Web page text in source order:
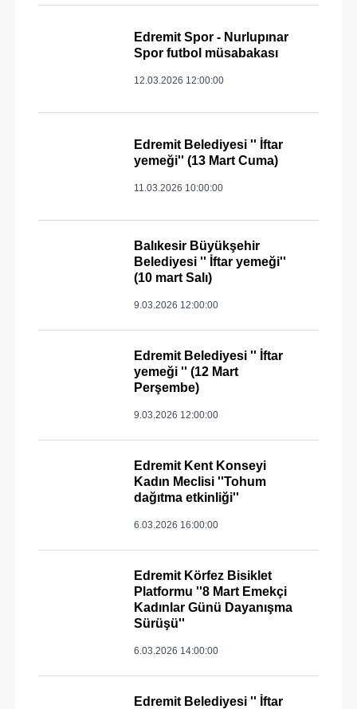
Edremit Spor - Nurlupınar
Spor futbol müsabakası
12.03.2026 12:00:00
Edremit Belediyesi '' İftar
yemeği'' (13 Mart Cuma)
11.03.2026 10:00:00
Balıkesir Büyükşehir
Belediyesi '' İftar yemeği''
(10 mart Salı)
9.03.2026 12:00:00
Edremit Belediyesi '' İftar
yemeği '' (12 Mart
Perşembe)
9.03.2026 12:00:00
Edremit Kent Konseyi
Kadın Meclisi ''Tohum
dağıtma etkinliği''
6.03.2026 16:00:00
Edremit Körfez Bisiklet
Platformu ''8 Mart Emekçi
Kadınlar Günü Dayanışma
Sürüşü''
6.03.2026 14:00:00
Edremit Belediyesi '' İftar